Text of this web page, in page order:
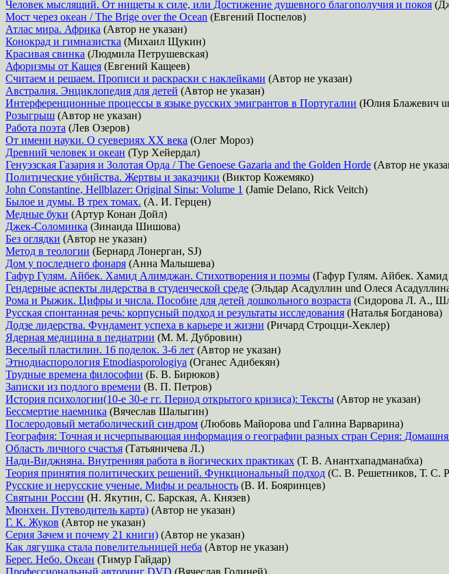
Человек мыслящий. От нищеты к силе, или Достижение душевного благополучия и покоя
Мост через океан / The Brige over the Ocean (Евгений Поспелов)
Атлас мира. Африка (Автор не указан)
Конокрад и гимназистка (Михаил Щукин)
Красивая свинка (Людмила Петрушевская)
Афоризмы от Кащея (Евгений Кащеев)
Считаем и решаем. Прописи и раскраски с наклейками (Автор не указан)
Австралия. Энциклопедия для детей (Автор не указан)
Интерференционные процессы в языке русских эмигрантов в Португалии (Юлия Блажевич
Розыгрыш (Автор не указан)
Работа поэта (Лев Озеров)
От имени науки. О суевериях XX века (Олег Мороз)
Древний человек и океан (Тур Хейердал)
Генуэзская Газария и Золотая Орда / The Genoese Gazaria and the Golden Horde (Автор не
Политические убийства. Жертвы и заказчики (Виктор Кожемяко)
John Constantine, Hellblazer: Original Sinы: Volume 1 (Jamie Delano, Rick Veitch)
Былое и думы. В трех томах. (А. И. Герцен)
Медные буки (Артур Конан Дойл)
Джек-Соломинка (Зинаида Шишова)
Без оглядки (Автор не указан)
Метод в теологии (Бернард Лонерган, SJ)
Дом у последнего фонаря (Анна Малышева)
Гафур Гулям. Айбек. Хамид Алимджан. Стихотворения и поэмы (Гафур Гулям. Айбек.
Гендерные аспекты лидерства в студенческой среде (Эльдар Асадуллин und Олеся
Рома и Рыжик. Цифры и числа. Пособие для детей дошкольного возраста (Сидорова Л. А.,
Русская спонтанная речь: корпусный подход и результаты исследования (Наталья Богданова)
Додзе лидерства. Фундамент успеха в карьере и жизни (Ричард Строцци-Хеклер)
Ядерная медицина в педиатрии (М. М. Дубровин)
Веселый пластилин. 16 поделок. 3-6 лет (Автор не указан)
Этнодиаспорология Etnodiasporologiya (Оганес Адибекян)
Трудные времена философии (Б. В. Бирюков)
Записки из подлого времени (В. П. Петров)
История психологии(10-е 30-е гг. Период открытого кризиса): Тексты (Автор не указан)
Бессмертие наемника (Вячеслав Шалыгин)
Послеродовый метаболический синдром (Любовь Майорова und Галина Варварина)
География: Точная и исчерпывающая информация о географии разных стран Серия:
Область личного счастья (Татьяничева Л.)
Нади-Виджняна. Внутренняя работа в йогических практиках (Т. В. Анантхападманабха)
Теория принятия политических решений. Функциональный подход (С. В. Решетников, Т. С.
Русские и нерусские ученые. Мифы и реальность (В. И. Бояринцев)
Святыни России (Н. Якутин, С. Барская, А. Князев)
Мюнхен. Путеводитель карта) (Автор не указан)
Г. К. Жуков (Автор не указан)
Серия Зачем и почему 21 книги) (Автор не указан)
Как лягушка стала повелительницей неба (Автор не указан)
Берег. Небо. Океан (Тимур Гайдар)
Профессиональный авторинг DVD (Вячеслав Голиней)